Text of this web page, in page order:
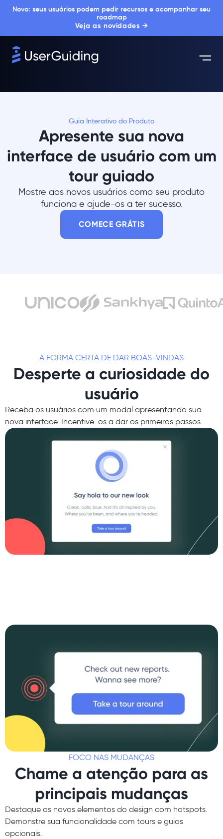
Novo: seus usuários podem pedir recursos e acompanhar seu
roadmap
Veja as novidades →
Guia Interativo do Produto
Apresente sua nova
interface de usuário com um
tour guiado
Mostre aos novos usuários como seu produto
funciona e ajude-os a ter sucesso.
COMECE GRÁTIS
A FORMA CERTA DE DAR BOAS-VINDAS
Desperte a curiosidade do
usuário
Receba os usuários com um modal apresentando sua
nova interface. Incentive-os a dar os primeiros passos.
FOCO NAS MUDANÇAS
Chame a atenção para as
principais mudanças
Destaque os novos elementos do design com hotspots.
Demonstre sua funcionalidade com tours e guias
opcionais.